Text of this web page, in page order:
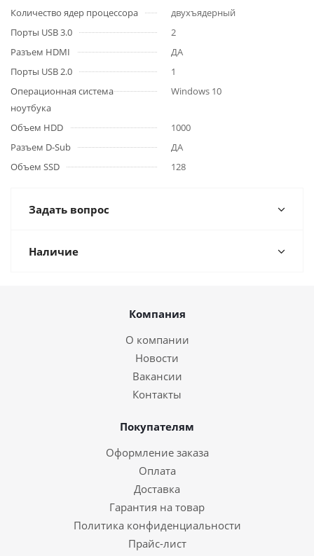
Количество ядер процессора
двухъядерный
Порты USB 3.0
2
Разъем HDMI
ДА
Порты USB 2.0
1
Операционная система
ноутбука
Windows 10
Объем HDD
1000
Разъем D-Sub
ДА
Объем SSD
128
Задать вопрос
Наличие
Компания
О компании
Новости
Вакансии
Контакты
Покупателям
Оформление заказа
Оплата
Доставка
Гарантия на товар
Политика конфиденциальности
Прайс-лист